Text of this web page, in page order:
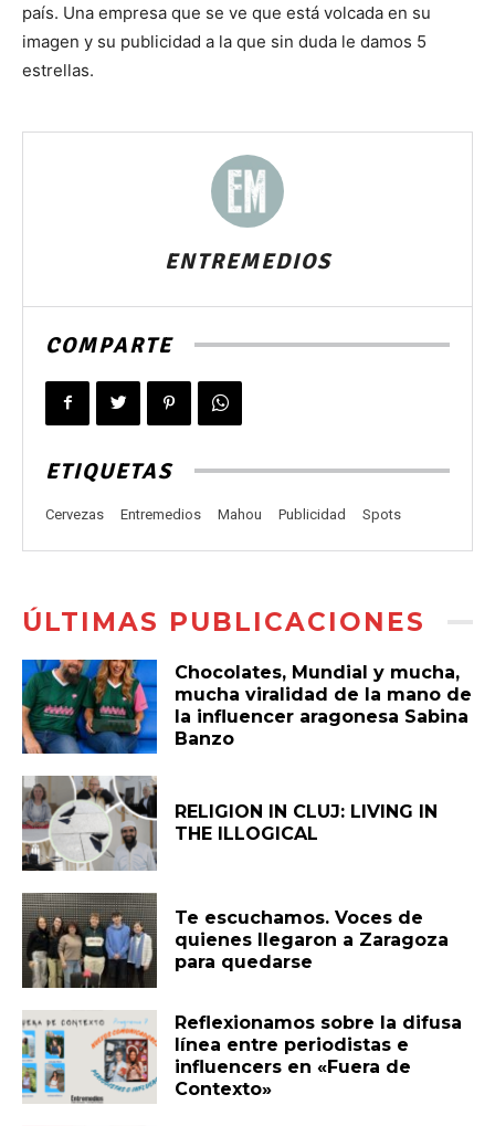
país. Una empresa que se ve que está volcada en su
imagen y su publicidad a la que sin duda le damos 5
estrellas.
ENTREMEDIOS
COMPARTE
ETIQUETAS
Cervezas Entremedios Mahou Publicidad Spots
ÚLTIMAS PUBLICACIONES
Chocolates, Mundial y mucha,
mucha viralidad de la mano de
la influencer aragonesa Sabina
Banzo
RELIGION IN CLUJ: LIVING IN
THE ILLOGICAL
Te escuchamos. Voces de
quienes llegaron a Zaragoza
para quedarse
Reflexionamos sobre la difusa
línea entre periodistas e
influencers en «Fuera de
Contexto»